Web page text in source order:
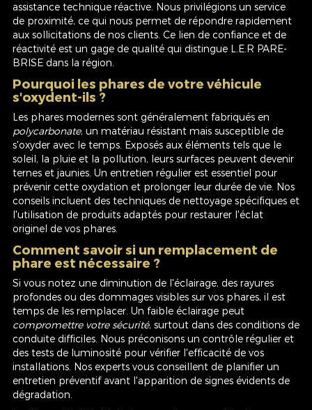
assistance technique réactive. Nous privilégions un service
de proximité, ce qui nous permet de répondre rapidement
aux sollicitations de nos clients. Ce lien de confiance et de
réactivité est un gage de qualité qui distingue L.E.R PARE-
BRISE dans la région.
Pourquoi les phares de votre véhicule
s'oxydent-ils ?
Les phares modernes sont généralement fabriqués en
polycarbonate, un matériau résistant mais susceptible de
s'oxyder avec le temps. Exposés aux éléments tels que le
soleil, la pluie et la pollution, leurs surfaces peuvent devenir
ternes et jaunies. Un entretien régulier est essentiel pour
prévenir cette oxydation et prolonger leur durée de vie. Nos
conseils incluent des techniques de nettoyage spécifiques et
l'utilisation de produits adaptés pour restaurer l'éclat
originel de vos phares.
Comment savoir si un remplacement de
phare est nécessaire ?
Si vous notez une diminution de l'éclairage, des rayures
profondes ou des dommages visibles sur vos phares, il est
temps de les remplacer. Un faible éclairage peut
compromettre votre sécurité, surtout dans des conditions de
conduite difficiles. Nous préconisons un contrôle régulier et
des tests de luminosité pour vérifier l'efficacité de vos
installations. Nos experts vous conseillent de planifier un
entretien préventif avant l'apparition de signes évidents de
dégradation.